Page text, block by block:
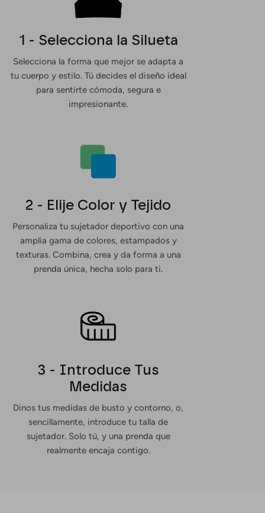
1 - Selecciona la Silueta
Selecciona la forma que mejor se adapta a
tu cuerpo y estilo. Tú decides el diseño ideal
para sentirte cómoda, segura e
impresionante.
2 - Elije Color y Tejido
Personaliza tu sujetador deportivo con una
amplia gama de colores, estampados y
texturas. Combina, crea y da forma a una
prenda única, hecha solo para ti.
3 - Introduce Tus
Medidas
Dinos tus medidas de busto y contorno, o,
sencillamente, introduce tu talla de
sujetador. Solo tú, y una prenda que
realmente encaja contigo.